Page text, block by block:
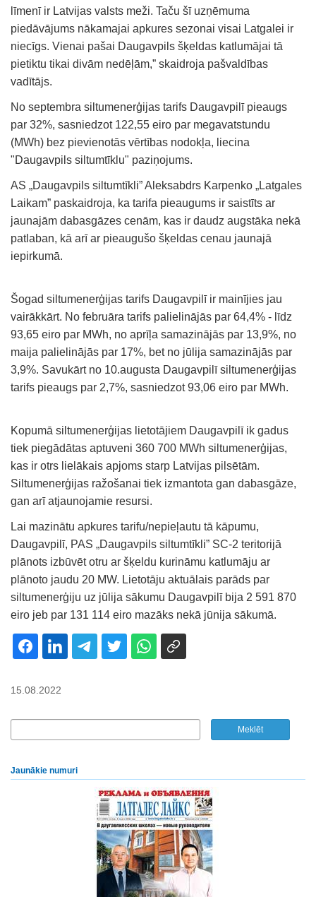
līmenī ir Latvijas valsts meži. Taču šī uzņēmuma
piedāvājums nākamajai apkures sezonai visai Latgalei ir
niecīgs. Vienai pašai Daugavpils šķeldas katlumājai tā
pietiktu tikai divām nedēļām,” skaidroja pašvaldības
vadītājs.
No septembra siltumenerģijas tarifs Daugavpilī pieaugs
par 32%, sasniedzot 122,55 eiro par megavatstundu
(MWh) bez pievienotās vērtības nodokļa, liecina
"Daugavpils siltumtīklu" paziņojums.
AS „Daugavpils siltumtīkli” Aleksabdrs Karpenko „Latgales
Laikam” paskaidroja, ka tarifa pieaugums ir saistīts ar
jaunajām dabasgāzes cenām, kas ir daudz augstāka nekā
patlaban, kā arī ar pieaugušo šķeldas cenau jaunajā
iepirkumā.
Šogad siltumenerģijas tarifs Daugavpilī ir mainījies jau
vairākkārt. No februāra tarifs palielinājās par 64,4% - līdz
93,65 eiro par MWh, no aprīļa samazinājās par 13,9%, no
maija palielinājās par 17%, bet no jūlija samazinājās par
3,9%. Savukārt no 10.augusta Daugavpilī siltumenerģijas
tarifs pieaugs par 2,7%, sasniedzot 93,06 eiro par MWh.
Kopumā siltumenerģijas lietotājiem Daugavpilī ik gadus
tiek piegādātas aptuveni 360 700 MWh siltumenerģijas,
kas ir otrs lielākais apjoms starp Latvijas pilsētām.
Siltumenerģijas ražošanai tiek izmantota gan dabasgāze,
gan arī atjaunojamie resursi.
Lai mazinātu apkures tarifu/nepieļautu tā kāpumu,
Daugavpilī, PAS „Daugavpils siltumtīkli” SC-2 teritorijā
plānots izbūvēt otru ar šķeldu kurināmu katlumāju ar
plānoto jaudu 20 MW. Lietotāju aktuālais parāds par
siltumenerģiju uz jūlija sākumu Daugavpilī bija 2 591 870
eiro jeb par 131 114 eiro mazāks nekā jūnija sākumā.
15.08.2022
Jaunākie numuri